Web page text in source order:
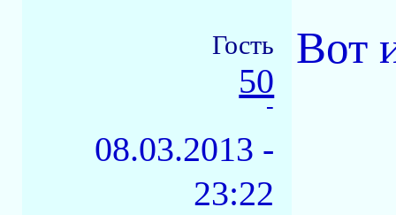
Гость
50
-
08.03.2013 -
23:22
Вот